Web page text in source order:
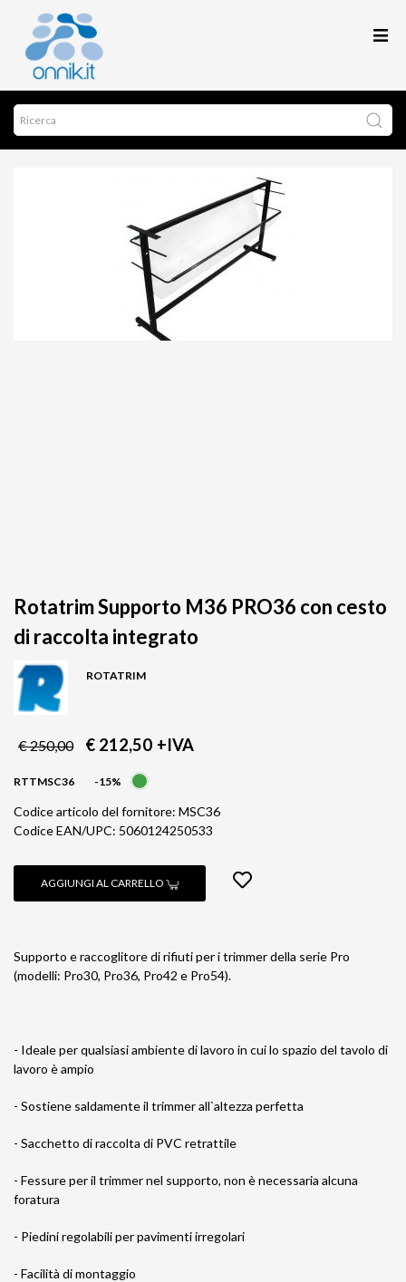
Rotatrim Supporto M36 PRO36 con cesto
di raccolta integrato
ROTATRIM
€ 250,00 € 212,50 +IVA
RTTMSC36 -15%
Codice articolo del fornitore: MSC36
Codice EAN/UPC: 5060124250533
AGGIUNGI AL CARRELLO
Supporto e raccoglitore di rifiuti per i trimmer della serie Pro
(modelli: Pro30, Pro36, Pro42 e Pro54).
- Ideale per qualsiasi ambiente di lavoro in cui lo spazio del tavolo di
lavoro è ampio
- Sostiene saldamente il trimmer all`altezza perfetta
- Sacchetto di raccolta di PVC retrattile
- Fessure per il trimmer nel supporto, non è necessaria alcuna
foratura
- Piedini regolabili per pavimenti irregolari
- Facilità di montaggio